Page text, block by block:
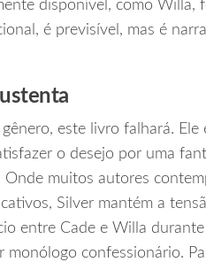
disponível, como Willa,
é previsível, mas é
este livro falhará. Ele
o desejo por uma
muitos autores
Silver mantém a
entre Cade e Willa
confessionário.